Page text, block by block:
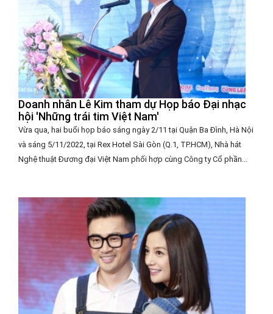
Doanh nhân Lê Kim tham dự Họp báo Đại nhạc
hội 'Những trái tim Việt Nam'
Vừa qua, hai buổi họp báo sáng ngày 2/11 tại Quận Ba Đình, Hà Nội
và sáng 5/11/2022, tại Rex Hotel Sài Gòn (Q.1, TP.HCM), Nhà hát
Nghệ thuật Đương đại Việt Nam phối hợp cùng Công ty Cổ phần...